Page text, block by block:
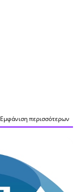
Εμφάνιση περισσότερων